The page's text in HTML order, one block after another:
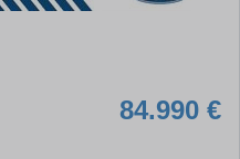
84.990 €